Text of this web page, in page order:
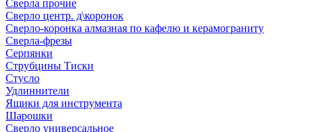
Сверла прочие
Сверло центр. д\коронок
Сверло-коронка алмазная по кафелю и керамограниту
Сверла-фрезы
Серпянки
Струбцины Тиски
Стусло
Удлиннители
Ящики для инструмента
Шарошки
Сверло универсальное